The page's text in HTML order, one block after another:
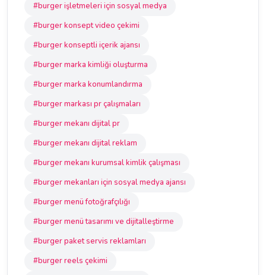
#burger işletmeleri için sosyal medya
#burger konsept video çekimi
#burger konseptli içerik ajansı
#burger marka kimliği oluşturma
#burger marka konumlandırma
#burger markası pr çalışmaları
#burger mekanı dijital pr
#burger mekanı dijital reklam
#burger mekanı kurumsal kimlik çalışması
#burger mekanları için sosyal medya ajansı
#burger menü fotoğrafçılığı
#burger menü tasarımı ve dijitalleştirme
#burger paket servis reklamları
#burger reels çekimi